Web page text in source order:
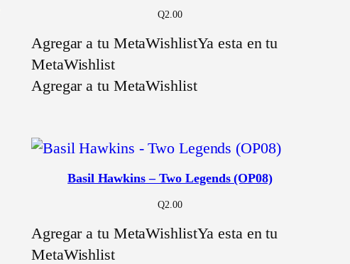
Q2.00
Agregar a tu MetaWishlistYa esta en tu
MetaWishlist
Agregar a tu MetaWishlist
Basil Hawkins – Two Legends (OP08)
Q2.00
Agregar a tu MetaWishlistYa esta en tu
MetaWishlist